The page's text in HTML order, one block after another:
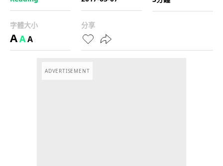
字體大小
AAA
分享
ADVERTISEMENT